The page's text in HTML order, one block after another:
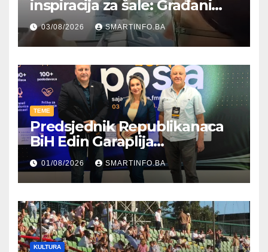
inspiracija za šale: Građani
kroz parodiju poslali poruku
03/08/2026 SMARTINFO.BA
TEME
Predsjednik Republikanaca
BiH Edin Garaplija
prisustvovao prezentaciji
Federalnog sajma
zapošljavanja
01/08/2026 SMARTINFO.BA
KULTURA